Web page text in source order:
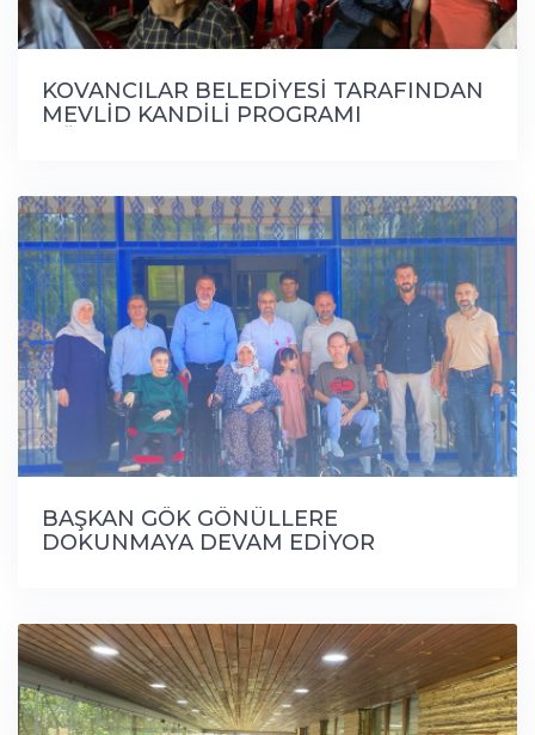
KOVANCILAR BELEDİYESİ TARAFINDAN
MEVLİD KANDİLİ PROGRAMI
BAŞKAN GÖK GÖNÜLLERE
DOKUNMAYA DEVAM EDİYOR